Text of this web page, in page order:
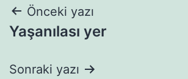
Yazı
gezinmesi
Önceki yazı
Yaşanılası yer
Sonraki yazı